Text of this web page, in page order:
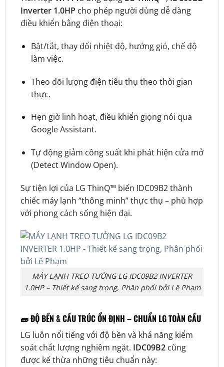
Inverter 1.0HP cho phép người dùng dễ dàng
điều khiển bằng điện thoại:
Bật/tắt, thay đổi nhiệt độ, hướng gió, chế độ
làm việc.
Theo dõi lượng điện tiêu thụ theo thời gian
thực.
Hẹn giờ linh hoạt, điều khiển giọng nói qua
Google Assistant.
Tự động giảm công suất khi phát hiện cửa mở
(Detect Window Open).
Sự tiện lợi của LG ThinQ™ biến IDC09B2 thành
chiếc máy lạnh “thông minh” thực thụ – phù hợp
với phong cách sống hiện đại.
MÁY LẠNH TREO TƯỜNG LG IDC09B2 INVERTER
1.0HP – Thiết kế sang trọng, Phân phối bởi Lê Phạm
🧱ĐỘ BỀN & CẤU TRÚC ỔN ĐỊNH – CHUẨN LG TOÀN CẦU
LG luôn nổi tiếng với độ bền và khả năng kiểm
soát chất lượng nghiêm ngặt. IDC09B2cũng
được kế thừa những tiêu chuẩn này: